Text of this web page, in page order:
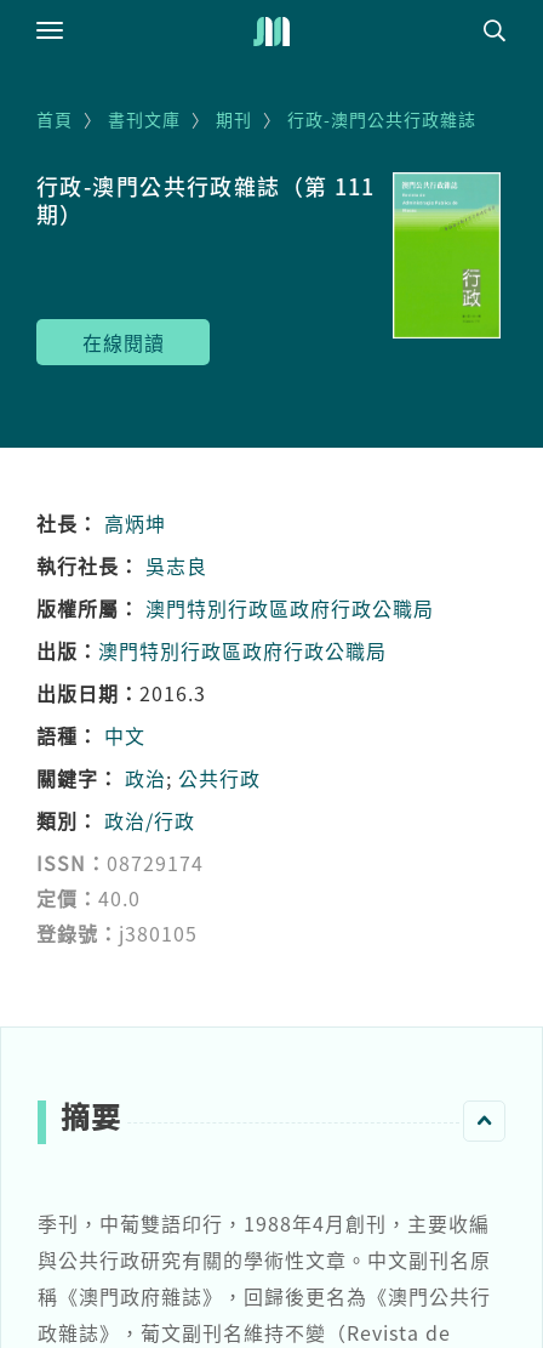
首頁 書刊文庫 期刊 行政-澳門公共行政雜誌
行政-澳門公共行政雜誌（第 111
期）
在線閱讀
社長： 高炳坤
執行社長： 吳志良
版權所屬： 澳門特別行政區政府行政公職局
出版： 澳門特別行政區政府行政公職局
出版日期： 2016.3
語種： 中文
關鍵字： 政治; 公共行政
類別： 政治/行政
ISSN： 08729174
定價： 40.0
登錄號： j380105
摘要
季刊，中葡雙語印行，1988年4月創刊，主要收編
與公共行政研究有關的學術性文章。中文副刊名原
稱《澳門政府雜誌》，回歸後更名為《澳門公共行
政雜誌》，葡文副刊名維持不變（Revista de